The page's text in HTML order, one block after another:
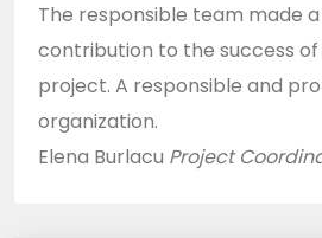
The responsible team made
contribution to the success
project. A responsible and
organization.
Elena Burlacu Project